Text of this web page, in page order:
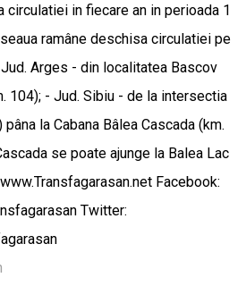
circulatiei in fiecare an in perioada 1
ramâne deschisa circulatiei pe
Arges - din localitatea Bascov
104); - Jud. Sibiu - de la intersectia
la Cabana Bâlea Cascada (km.
se poate ajunge la Balea Lac
Facebook:
Twitter: